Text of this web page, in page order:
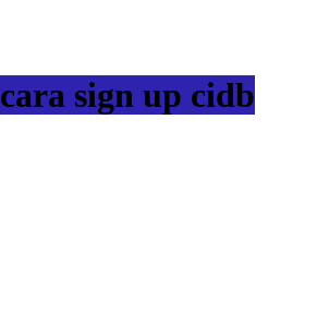
cara sign up cidb